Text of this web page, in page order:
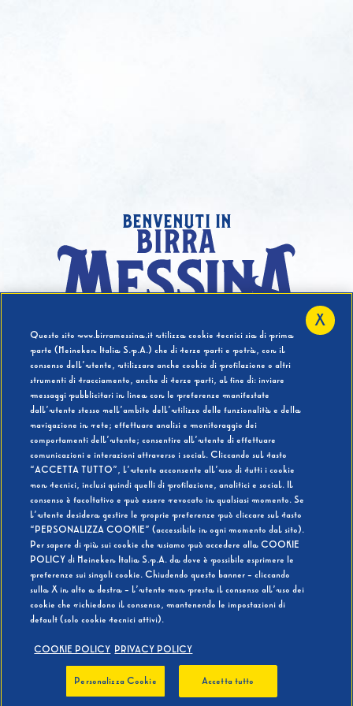
benvenuti in
Hai compiuto 18 Anni?
SI NO
BEVI RESPONSABILMENTE
Questo sito www.birramessina.it utilizza cookie tecnici sia di prima
parte (Heineken Italia S.p.A.) che di terze parti e potrà, con il
consenso dell’utente, utilizzare anche cookie di profilazione o altri
strumenti di tracciamento, anche di terze parti, al fine di: inviare
messaggi pubblicitari in linea con le preferenze manifestate
dall’utente stesso nell’ambito dell’utilizzo delle funzionalità e della
navigazione in rete; effettuare analisi e monitoraggio dei
comportamenti dell’utente; consentire all’utente di effettuare
comunicazioni e interazioni attraverso i social. Cliccando sul tasto
“ACCETTA TUTTO”, l’utente acconsente all’uso di tutti i cookie
non tecnici, inclusi quindi quelli di profilazione, analitici e social. Il
consenso è facoltativo e può essere revocato in qualsiasi momento. Se
l’utente desidera gestire le proprie preferenze può cliccare sul tasto
“PERSONALIZZA COOKIE” (accessibile in ogni momento dal sito).
Per sapere di più sui cookie che usiamo può accedere alla COOKIE
POLICY di Heineken Italia S.p.A. da dove è possibile esprimere le
preferenze sui singoli cookie. Chiudendo questo banner - cliccando
sulla X in alto a destra - l’utente non presta il consenso all’uso dei
cookie che richiedono il consenso, mantenendo le impostazioni di
default (solo cookie tecnici attivi).
COOKIE POLICY PRIVACY POLICY
Personalizza Cookie Accetta tutto
X